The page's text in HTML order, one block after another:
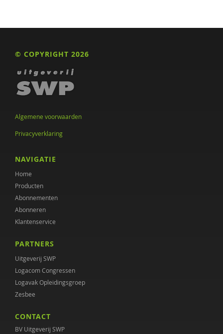
Jeugdautoriteit (JA)
Drs. A. Niewijk
Sebastian Abdallah
Ruud Abma
Anne Addink
Sheila Adjiembaks
Enikö agy
Marcel van Aken
© COPYRIGHT 2026
Algemene voorwaarden
Privacyverklaring
NAVIGATIE
Home
Producten
Abonnementen
Abonneren
Klantenservice
PARTNERS
Uitgeverij SWP
Logacom Congressen
Logavak Opleidingsgroep
Zesbee
CONTACT
BV Uitgeverij SWP